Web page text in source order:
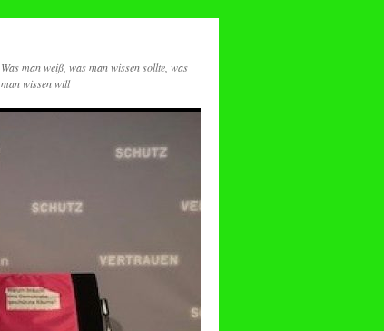
Was man weiß, was man wissen sollte, was
man wissen will